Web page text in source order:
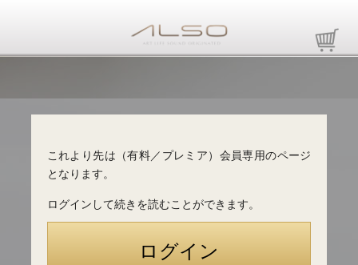
これより先は（有料／プレミア）会員専用のページ
となります。
ログインして続きを読むことができます。